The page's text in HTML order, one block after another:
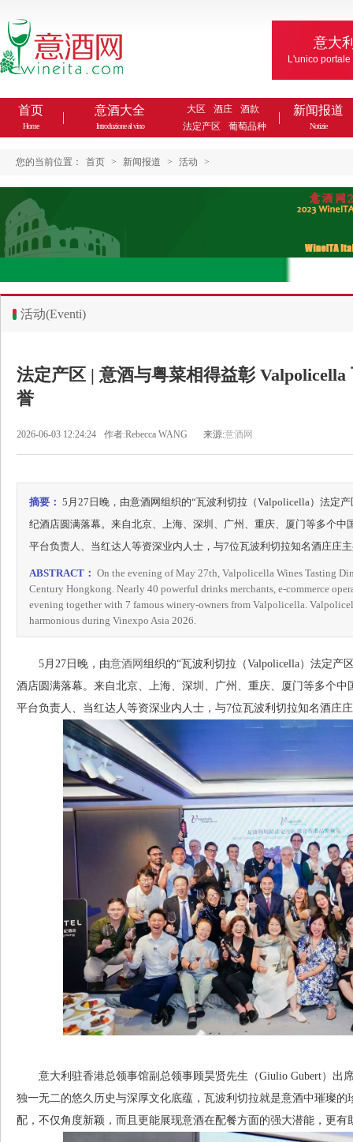
意大
L'unico
首页
Home
意酒大全
Introduzione al vino
大区 酒庄
酒款
法定产区
葡萄品种
新闻报道
Notizie
您的当前位置： 首页 > 新闻报道 > 活动 >
活动(Eventi)
法定产区 | 意酒与粤菜相得益彰
誉
2026-06-03 12:24:24 作者:Rebecca WANG 来源:意酒网
摘要： 5月27日晚，由意酒网组织的“瓦波利切拉（Valpolicella）法定
纪酒店圆满落幕。来自北京、上海、深圳、广州、重庆、厦门等多个
平台负责人、当红达人等资深业内人士，与7位瓦波利切拉知名酒庄庄
ABSTRACT： On the evening of May 27th, Valpolicella Wines Tasting
Century Hongkong. Nearly 40 powerful drinks merchants, e-commerce
evening together with 7 famous winery-owners from Valpolicella.
harmonious during Vinexpo Asia 2026.
5月27日晚，由意酒网 组织的“瓦波利切拉（Valpolicella）法定产
酒店圆满落幕。来自北京、上海、深圳、广州、重庆、厦门等多个
平台负责人、当红达人等资深业内人士，与7位瓦波利切拉知名酒庄
意大利驻香港总领事馆副总领事顾昊贤先生（Giulio Gubert）出
独一无二的悠久历史与深厚文化底蕴，瓦波利切拉就是意酒中璀璨
配，不仅角度新颖，而且更能展现意酒在配餐方面的强大潜能，更